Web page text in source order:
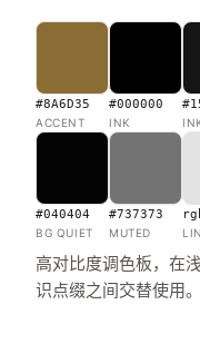
#8A6D35
ACCENT
#000000
INK
#040404
BG QUIET
#737373
MUTED
高对比度调色板，在
识点缀之间交替使用。